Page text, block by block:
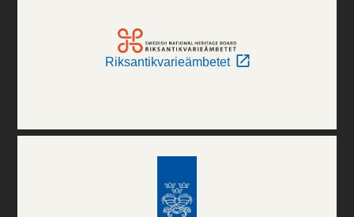
Riksantikvarieämbetet